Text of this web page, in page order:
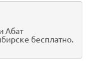
Абат
бесплатно.